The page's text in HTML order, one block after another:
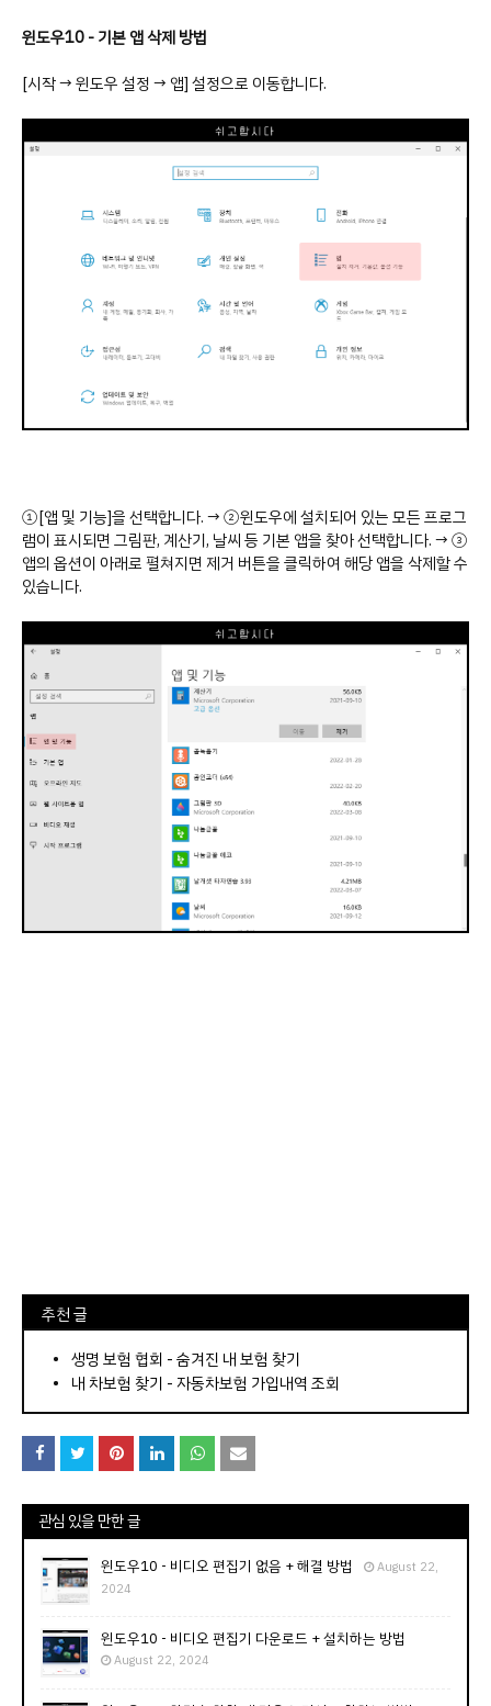
윈도우10 - 기본 앱 삭제 방법
[시작 → 윈도우 설정 → 앱] 설정으로 이동합니다.
①[앱 및 기능]을 선택합니다. → ②윈도우에 설치되어 있는 모든 프로그
램이 표시되면 그림판, 계산기, 날씨 등 기본 앱을 찾아 선택합니다. → ③
앱의 옵션이 아래로 펼쳐지면 제거 버튼을 클릭하여 해당 앱을 삭제할 수
있습니다.
⠀추천 글
⠀­­­­­­­­؜؜؜؜­­­­­­­­؜؜؜؜• 생명 보험 협회 - 숨겨진 내 보험 찾기
내 차보험 찾기 - 자동차보험 가입내역 조회
관심 있을 만한 글
윈도우10 - 비디오 편집기 없음 + 해결 방법
August 22,
2024
윈도우10 - 비디오 편집기 다운로드 + 설치하는 방법
August 22, 2024